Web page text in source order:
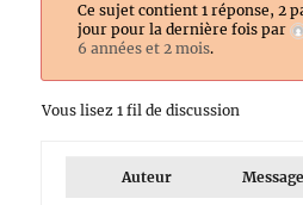
Ce sujet contient 1 réponse, 2
jour pour la dernière fois par
6 années et 2 mois.
Vous lisez 1 fil de discussion
Auteur